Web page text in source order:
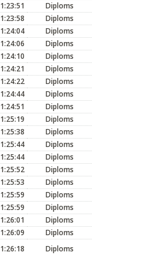
1:23:51
Diploms
1:23:58
Diploms
1:24:04
Diploms
1:24:06
Diploms
1:24:10
Diploms
1:24:21
Diploms
1:24:22
Diploms
1:24:44
Diploms
1:24:51
Diploms
1:25:19
Diploms
1:25:38
Diploms
1:25:44
Diploms
1:25:44
Diploms
1:25:52
Diploms
1:25:53
Diploms
1:25:59
Diploms
1:25:59
Diploms
1:26:01
Diploms
1:26:09
Diploms
1:26:18
Diploms